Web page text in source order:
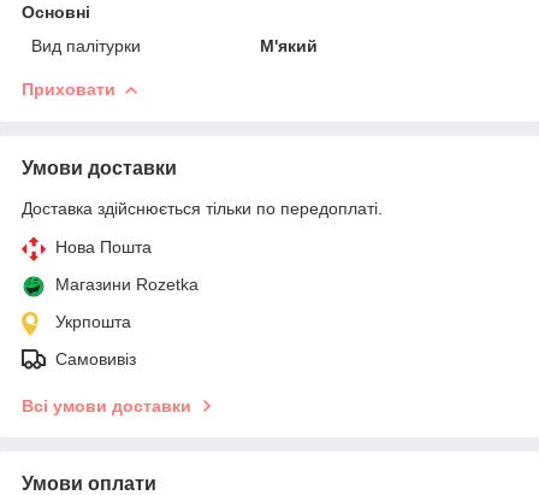
Основні
Вид палітурки
М'який
Приховати
Умови доставки
Доставка здійснюється тільки по передоплаті.
Нова Пошта
Магазини Rozetka
Укрпошта
Самовивіз
Всі умови доставки
Умови оплати